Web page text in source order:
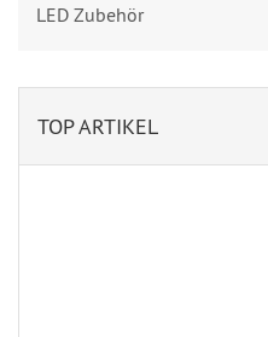
LED Zubehör
TOP ARTIKEL